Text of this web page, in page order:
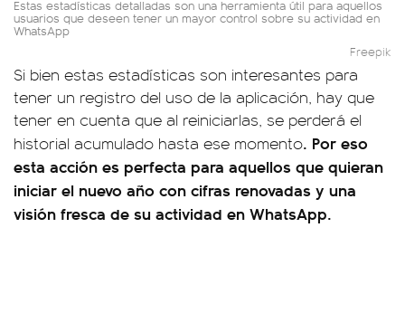
Estas estadísticas detalladas son una herramienta útil para aquellos
usuarios que deseen tener un mayor control sobre su actividad en
WhatsApp
Freepik
Si bien estas estadísticas son interesantes para
tener un registro del uso de la aplicación, hay que
tener en cuenta que al reiniciarlas, se perderá el
historial acumulado hasta ese momento. Por eso
esta acción es perfecta para aquellos que quieran
iniciar el nuevo año con cifras renovadas y una
visión fresca de su actividad en WhatsApp.